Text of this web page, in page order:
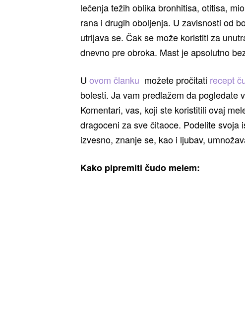
lečenja težih oblika bronhitisa, otitisa,
rana i drugih oboljenja. U zavisnosti od
utrljava se. Čak se može koristiti za
dnevno pre obroka. Mast je apsolutno
U ovom članku možete pročitati recept
bolesti. Ja vam predlažem da pogledate
Komentari, vas, koji ste koristitili ovaj
dragoceni za sve čitaoce. Podelite
izvesno, znanje se, kao i ljubav,
Kako pipremiti čudo melem: